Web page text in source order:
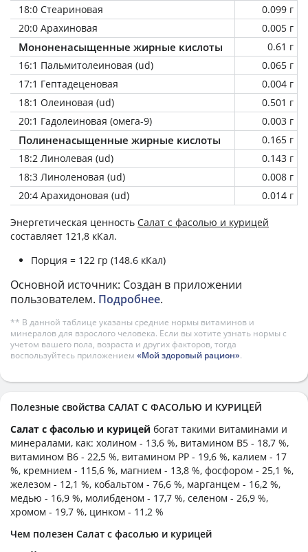
18:0 Стеариновая
0.099 г
20:0 Арахиновая
0.005 г
Мононенасыщенные жирные кислоты
0.61 г
16:1 Пальмитолеиновая (ud)
0.065 г
17:1 Гептадеценовая
0.004 г
18:1 Олеиновая (ud)
0.501 г
20:1 Гадолеиновая (омега-9)
0.003 г
Полиненасыщенные жирные кислоты
0.165 г
18:2 Линолевая (ud)
0.143 г
18:3 Линоленовая (ud)
0.008 г
20:4 Арахидоновая (ud)
0.014 г
Энергетическая ценность Салат с фасолью и курицей
составляет 121,8 кКал.
Порция = 122 гр (148.6 кКал)
Основной источник: Создан в приложении
пользователем. Подробнее.
** В данной таблице указаны средние нормы витаминов и
минералов для взрослого человека. Если вы хотите узнать нормы с
учетом вашего пола, возраста и других факторов, тогда
воспользуйтесь приложением «Мой здоровый рацион».
Полезные свойства САЛАТ С ФАСОЛЬЮ И КУРИЦЕЙ
Салат с фасолью и курицей богат такими витаминами и
минералами, как: холином - 13,6 %, витамином B5 - 18,7 %,
витамином B6 - 22,5 %, витамином PP - 19,6 %, калием - 17
%, кремнием - 115,6 %, магнием - 13,8 %, фосфором - 25,1 %,
железом - 12,1 %, кобальтом - 76,6 %, марганцем - 16,2 %,
медью - 16,9 %, молибденом - 17,7 %, селеном - 26,9 %,
хромом - 19,7 %, цинком - 11,2 %
Чем полезен Салат с фасолью и курицей